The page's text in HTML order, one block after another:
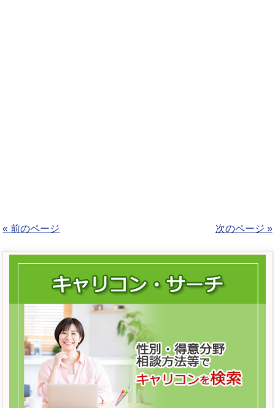
« 前のページ 次のページ »